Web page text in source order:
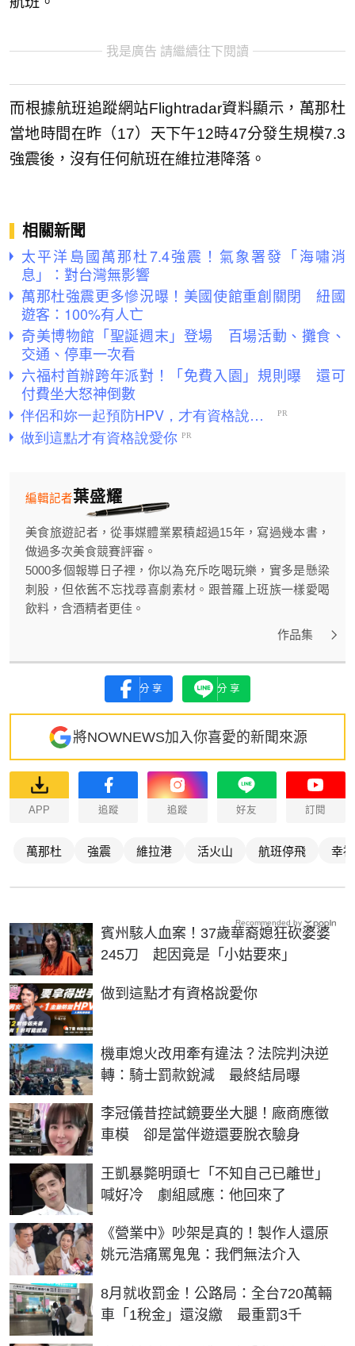
我是廣告 請繼續往下閱讀
而根據航班追蹤網站Flightradar資料顯示，萬那杜
當地時間在昨（17）天下午12時47分發生規模7.3
強震後，沒有任何航班在維拉港降落。
相關新聞
太平洋島國萬那杜7.4強震！氣象署發「海嘯消
息」：對台灣無影響
萬那杜強震更多慘況曝！美國使館重創關閉 紐國
遊客：100%有人亡
奇美博物館「聖誕週末」登場 百場活動、攤食、
交通、停車一次看
六福村首辦跨年派對！「免費入園」規則曝 還可
付費坐大怒神倒數
葉盛耀
編輯記者
美食旅遊記者，從事媒體業累積超過15年，寫過幾本書，
做過多次美食競賽評審。
5000多個報導日子裡，你以為充斥吃喝玩樂，實多是懸梁
刺股，但依舊不忘找尋喜劇素材。跟普羅上班族一樣愛喝
飲料，含酒精者更佳。
作品集
分享 分享
將NOWNEWS加入你喜愛的新聞來源
APP 追蹤 追蹤 好友 訂閱
萬那杜 強震 維拉港 活火山 航班停飛 幸
賓州駭人血案！37歲華裔媳狂砍婆婆
245刀 起因竟是「小姑要來」
做到這點才有資格說愛你
PR
機車熄火改用牽有違法？法院判決逆
轉：騎士罰款銳減 最終結局曝
李冠儀昔控試鏡要坐大腿！廠商應徵
車模 卻是當伴遊還要脫衣驗身
王凱暴斃明頭七「不知自己已離世」
喊好冷 劇組感應：他回來了
《營業中》吵架是真的！製作人還原
姚元浩痛罵鬼鬼：我們無法介入
8月就收罰金！公路局：全台720萬輛
車「1稅金」還沒繳 最重罰3千
Recommended by